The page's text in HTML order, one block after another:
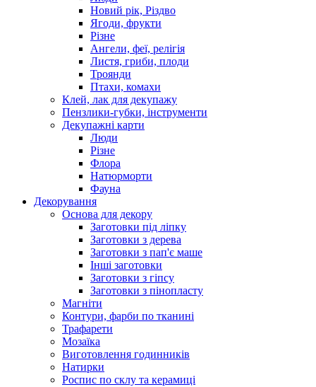
Новий рік, Різдво
Ягоди, фрукти
Різне
Ангели, феї, релігія
Листя, гриби, плоди
Троянди
Птахи, комахи
Клей, лак для декупажу
Пензлики-губки, інструменти
Декупажні карти
Люди
Різне
Флора
Натюрморти
Фауна
Декорування
Основа для декору
Заготовки під ліпку
Заготовки з дерева
Заготовки з пап'є маше
Інші заготовки
Заготовки з гіпсу
Заготовки з пінопласту
Магніти
Контури, фарби по тканині
Трафарети
Мозаїка
Виготовлення годинників
Натирки
Роспис по склу та керамиці